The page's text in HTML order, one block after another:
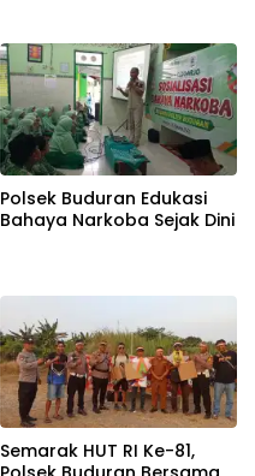
Polsek Buduran Edukasi
Bahaya Narkoba Sejak Dini
Semarak HUT RI Ke-81,